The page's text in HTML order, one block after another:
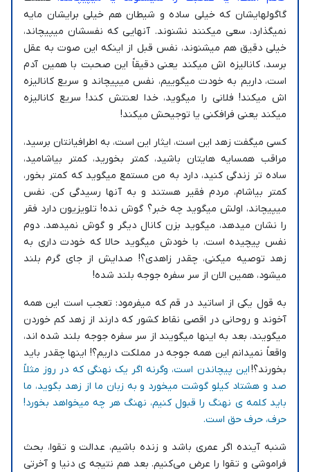
گاگولهایشان که خیلی ساده و شیطان هم خیلی برایشان مایه
نمیگذارد، سعی میکنند نشنوند. آنهایی که نفسشان میپیچاند،
خیلی دقیق هم میشنوند، نفس قبل از اینکه این صوت به عقل
برسد، کانالیزه اش میکند یعنی دقیقاً این صحبت با همین آدم
است، داریم به خودت میگوییم، نفس میپیچاند و سریع کانالیزه
اش میکند! فلانی را میگوید، خدا لعنتش کند! سریع کانالیزه
میکند یعنی فرافکنی یا توجیحش میکند!
کسی میگفت زهد این است، ایثار این است، به اطرافیانتان برسید،
مراقب همسایه هایتان باشید، کمتر بخورید، کمتر بیاشامید،
ساده تر زندگی کنید، دارد به من مستمع میگوید که کمتر بخور،
کمتر بیاشام، مردم فقیر هستند و به آنها رسیدگی کن. نفس
میپیچاند، اولش میگوید چه خبر؟ گوش نده! تلویزیون دارد فقر
را نشان میدهد، میگوید بزن کانال دیگر و گوش نمیدهد. دوم
نفس پیچیده است، با خودش میگوید حالا که خودت داری به
زهد توصیه میکنی، چقدر زاهدی؟! صدایش از جای گرم بلند
میشود، همین الان از سر سفره جوجه بلند شده!
به قول یکی از اساتید در قم که میفرمود: تعجب است این همه
آخوند و روحانی در اقصی نقاط کشور که دارند از زهد کم خوردن
میگویند، بعد به اینها میگویند از سر سفره جوجه بلند شده اند،
واقعاً نمیدانم این همه جوجه در مملکت داریم؟! اینها چقدر باید
بخورند؟!این پیچاندن است، وگرنه اگر یک نهنگی که در روز مثلاً
صد و هشتاد کیلو گوشت میخورد و به زبان ما از زهد بگوید، ما
باید کلمه ی نهنگ را قبول کنیم، نهنگ هر چه میخواهد بخورد!
حرف، حرف حق است.
شنبه آینده اگر عمری باشد و زنده باشیم، عدالت و تقوا، بحث
فراموشی و تقوا را عرض می‌کنیم. بعد هم نتیجه ی دنیا و آخرتی